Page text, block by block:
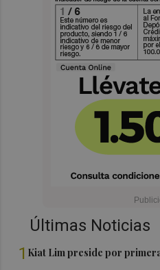
Últimas Noticias
1 Kiat Lim preside por